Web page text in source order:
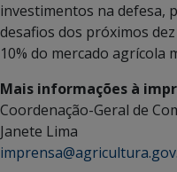
investimentos na defesa,
desafios dos próximos
10% do mercado agrícola
Mais informações à
Coordenação-Geral de
Janete Lima